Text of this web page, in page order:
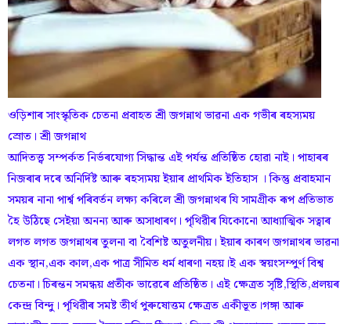
ওড়িশাৰ সাংস্কৃতিক চেতনা প্ৰবাহত শ্ৰী জগন্নাথ ভাৱনা এক গভীৰ ৰহস্যময়
স্ৰোত। শ্ৰী জগন্নাথ
আদিতত্ত্ব সম্পৰ্কত নিৰ্ভৰযোগ্য সিদ্ধান্ত এই পৰ্যন্ত প্ৰতিষ্ঠিত হোৱা নাই। পাহাৰৰ
নিজৰাৰ দৰে অনিৰ্দিষ্ট আৰু ৰহস্যময় ইয়াৰ প্ৰাথমিক ইতিহাস ।‌ কিন্তু প্ৰবাহমান
সময়ৰ নানা পাৰ্শ্ব পৰিবৰ্তন লক্ষ্য কৰিলে শ্ৰী জগন্নাথৰ যি সামগ্ৰীক ৰূপ প্ৰতিভাত
হৈ উঠিছে সেইয়া অনন্য আৰু অসাধাৰণ। পৃথিৱীৰ যিকোনো আধ্যাত্মিক সত্বাৰ
লগত লগত জগন্নাথৰ তুলনা বা বৈশিষ্ট অতুলনীয়। ইয়াৰ কাৰণ জগন্নাথৰ ভাৱনা
এক স্থান,এক কাল,এক পাত্ৰ সীমিত ধৰ্ম ধাৰণা নহয়।ই এক স্বয়ংসম্পুৰ্ণ বিশ্ব
চেতনা। চিৰন্তন সমন্ধয় প্ৰতীক ভাৱেৰে প্ৰতিষ্ঠিত। এই ক্ষেত্ৰত সৃষ্টি,স্থিতি,প্ৰলয়ৰ
কেন্দ্ৰ বিন্দু। পৃথিৱীৰ সমষ্ট তীৰ্থ পুৰুষোত্তম ক্ষেত্ৰত একীভূত।গঙ্গা আৰু